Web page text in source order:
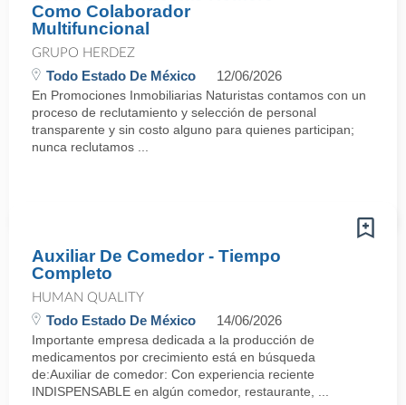
Como Colaborador
Multifuncional
GRUPO HERDEZ
Todo Estado De México 12/06/2026
En Promociones Inmobiliarias Naturistas contamos con un
proceso de reclutamiento y selección de personal
transparente y sin costo alguno para quienes participan;
nunca reclutamos ...
Auxiliar De Comedor - Tiempo
Completo
HUMAN QUALITY
Todo Estado De México 14/06/2026
Importante empresa dedicada a la producción de
medicamentos por crecimiento está en búsqueda
de:Auxiliar de comedor: Con experiencia reciente
INDISPENSABLE en algún comedor, restaurante, ...